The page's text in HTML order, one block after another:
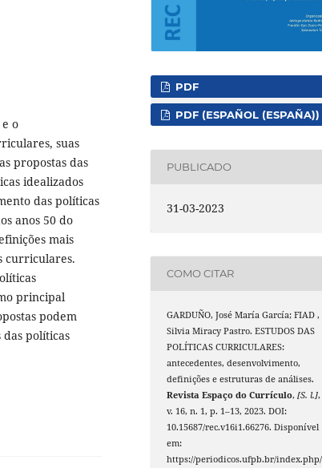
o
suas
propostas das
idealizados
das políticas
anos 50 do
mais
curriculares.
principal
podem
políticas
PDF
PDF (ESPAÑOL (ESPAÑA))
PUBLICADO
31-03-2023
COMO CITAR
GARDUÑO, José María García; FIAD ,
Silvia Miracy Pastro. ESTUDOS DAS
POLÍTICAS CURRICULARES:
antecedentes, desenvolvimento,
definições e estruturas de análises.
Revista Espaço do Currículo,[S. l.],
v. 16, n. 1, p. 1–13, 2023. DOI:
10.15687/rec.v16i1.66276. Disponível
em:
https://periodicos.ufpb.br/